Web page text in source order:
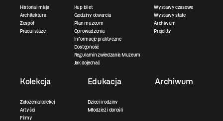
Historia i misja
Architektura
Zespół
Praca i staże
Kup bilet
Godziny otwarcia
Plan muzeum
Oprowadzenia
Informacje praktyczne
Dostępność
Regulamin zwiedzania Muzeum
Jak dojechać
Wystawy czasowe
Wystawy stałe
Archiwum
Projekty
Kolekcja
Założenia kolekcji
Artyści
Filmy
Edukacja
Dzieci i rodziny
Młodzież i dorośli
Archiwum